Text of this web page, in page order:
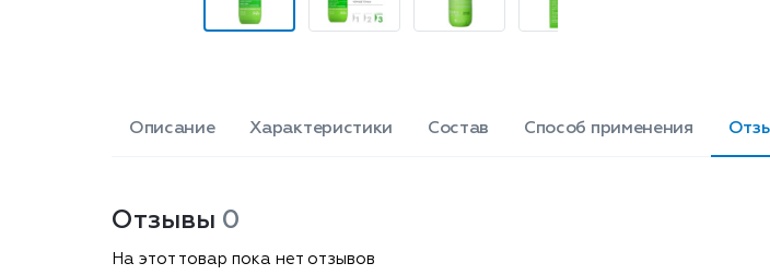
Ниацинамид осветляет и
выравнивает
устраняет прыщи и
Описание Характеристики Состав Способ применения
Отзывы 0
На этот товар пока нет отзывов